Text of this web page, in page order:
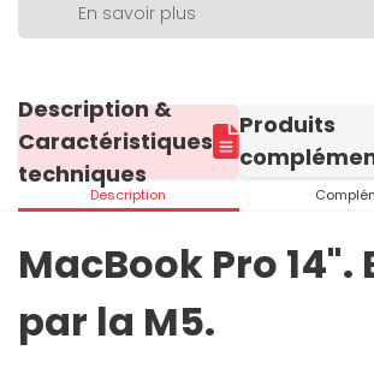
En savoir plus
Description &
Caractéristiques
techniques
Description
Produits
MacBook Pro 14".
par la M5.